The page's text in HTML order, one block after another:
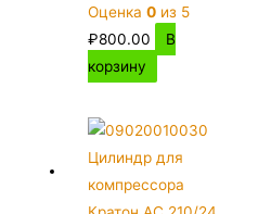
Оценка0 из 5
₽800.00
В
корзину